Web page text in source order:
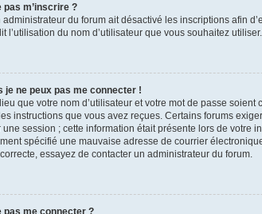
pas m’inscrire ?
administrateur du forum ait désactivé les inscriptions afin
l’utilisation du nom d’utilisateur que vous souhaitez
ne peux pas me connecter !
que votre nom d’utilisateur et votre mot de passe
instructions que vous avez reçues. Certains forums
session ; cette information était présente lors de votre
spécifié une mauvaise adresse de courrier
essayez de contacter un administrateur du forum.
pas me connecter ?